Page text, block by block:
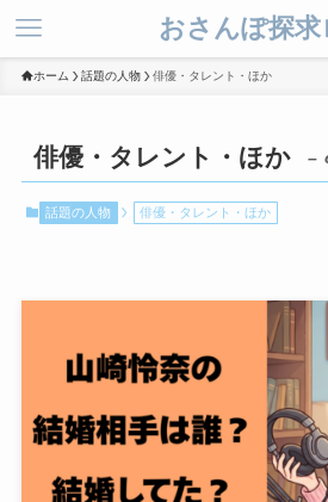
おさんぽ探求
ホーム 話題の人物 俳優・タレント・ほか
俳優・タレント・ほか –
話題の人物 俳優・タレント・ほか